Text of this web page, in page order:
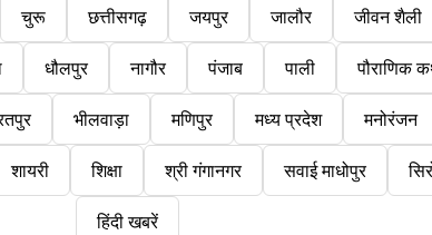
चुरू छत्तीसगढ़ जयपुर जालौर जीवन शैली
धौलपुर नागौर पंजाब पाली पौराणिक
भीलवाड़ा मणिपुर मध्य प्रदेश मनोरंजन
शायरी शिक्षा श्री गंगानगर सवाई माधोपुर
हिंदी खबरें